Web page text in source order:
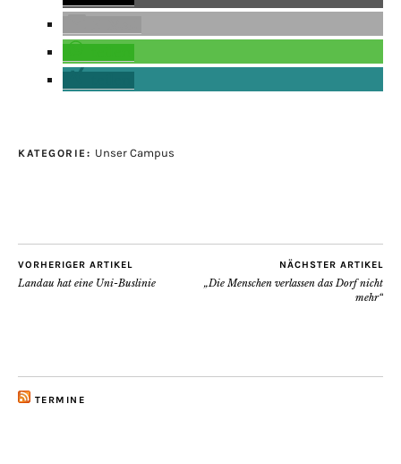
KATEGORIE: Unser Campus
VORHERIGER ARTIKEL
Landau hat eine Uni-Buslinie
NÄCHSTER ARTIKEL
„Die Menschen verlassen das Dorf nicht
mehr“
TERMINE